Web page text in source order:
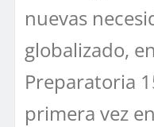
nuevas
globalizado,
Preparatoria
primera vez